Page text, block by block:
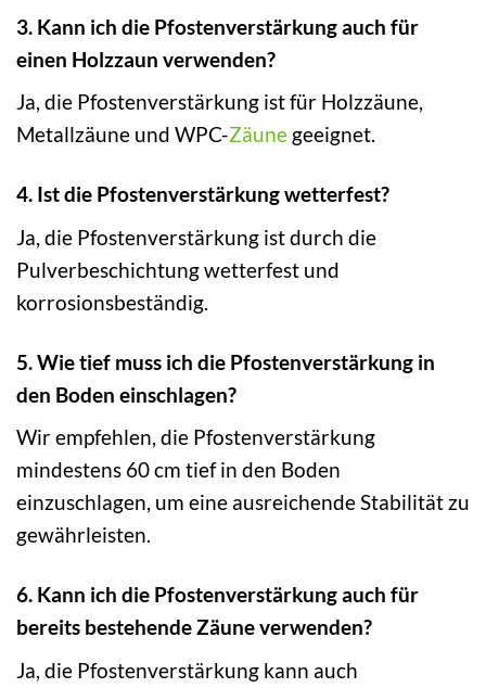
3. Kann ich die Pfostenverstärkung auch für
einen Holzzaun verwenden?
Ja, die Pfostenverstärkung ist für Holzzäune,
Metallzäune und WPC-Zäune geeignet.
4. Ist die Pfostenverstärkung wetterfest?
Ja, die Pfostenverstärkung ist durch die
Pulverbeschichtung wetterfest und
korrosionsbeständig.
5. Wie tief muss ich die Pfostenverstärkung in
den Boden einschlagen?
Wir empfehlen, die Pfostenverstärkung
mindestens 60 cm tief in den Boden
einzuschlagen, um eine ausreichende Stabilität zu
gewährleisten.
6. Kann ich die Pfostenverstärkung auch für
bereits bestehende Zäune verwenden?
Ja, die Pfostenverstärkung kann auch